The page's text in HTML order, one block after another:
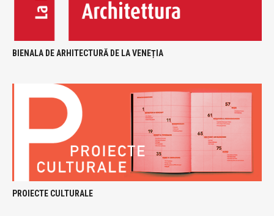
BIENALA DE ARHITECTURĂ DE LA VENEȚIA
PROIECTE CULTURALE